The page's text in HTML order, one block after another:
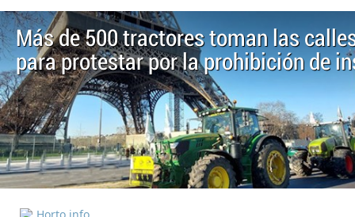
Más de 500 tractores toman las
para protestar por la prohibición de